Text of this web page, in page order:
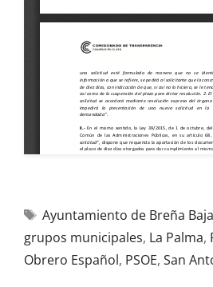
Ayuntamiento de Breña Baja
grupos municipales, La Palma,
Obrero Español, PSOE, San